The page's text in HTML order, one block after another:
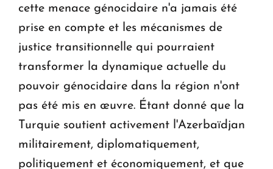
cette menace génocidaire n'a jamais été
prise en compte et les mécanismes de
justice transitionnelle qui pourraient
transformer la dynamique actuelle du
pouvoir génocidaire dans la région n'ont
pas été mis en œuvre. Étant donné que la
Turquie soutient activement l'Azerbaïdjan
militairement, diplomatiquement,
politiquement et économiquement, et que